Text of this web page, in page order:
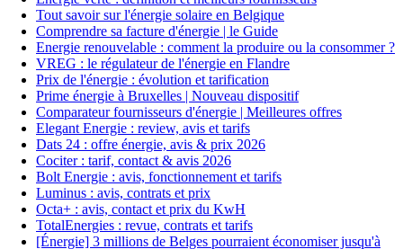
Tout savoir sur l'énergie solaire en Belgique
Comprendre sa facture d'énergie | le Guide
Energie renouvelable : comment la produire ou la consommer ?
VREG : le régulateur de l'énergie en Flandre
Prix de l'énergie : évolution et tarification
Prime énergie à Bruxelles | Nouveau dispositif
Comparateur fournisseurs d'énergie | Meilleures offres
Elegant Energie : review, avis et tarifs
Dats 24 : offre énergie, avis & prix 2026
Cociter : tarif, contact & avis 2026
Bolt Energie : avis, fonctionnement et tarifs
Luminus : avis, contrats et prix
Octa+ : avis, contact et prix du KwH
TotalEnergies : revue, contrats et tarifs
[Énergie] 3 millions de Belges pourraient économiser jusqu'à